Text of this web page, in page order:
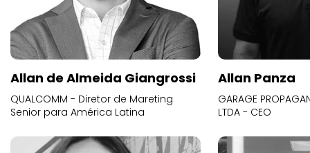
Allan de Almeida Giangrossi
QUALCOMM - Diretor de Mareting
Senior para América Latina
Allan Panza
GARAGE
LTDA - CEO